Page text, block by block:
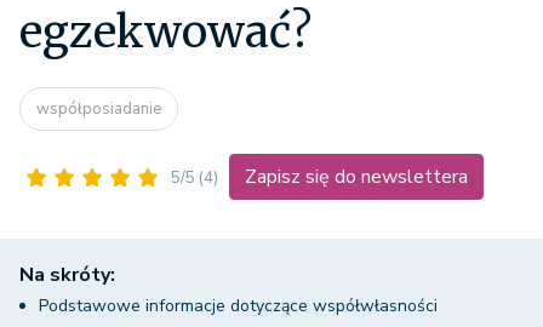
egzekwować?
współposiadanie
5/5 (4) Zapisz się do newslettera
Na skróty:
Podstawowe informacje dotyczące współwłasności